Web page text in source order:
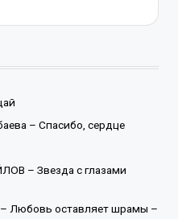
– Спасибо, сердце
– Звезда с глазами
Любовь оставляет шрамы –